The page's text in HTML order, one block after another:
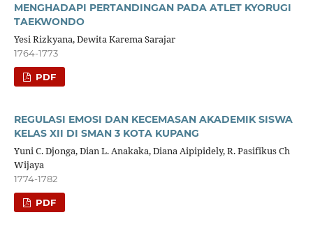
MENGHADAPI PERTANDINGAN PADA ATLET KYORUGI
TAEKWONDO
Yesi Rizkyana, Dewita Karema Sarajar
1764-1773
PDF
REGULASI EMOSI DAN KECEMASAN AKADEMIK SISWA
KELAS XII DI SMAN 3 KOTA KUPANG
Yuni C. Djonga, Dian L. Anakaka, Diana Aipipidely, R. Pasifikus Ch
Wijaya
1774-1782
PDF